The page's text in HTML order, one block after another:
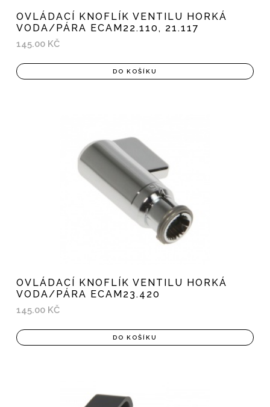
OVLÁDACÍ KNOFLÍK VENTILU HORKÁ
VODA/PÁRA ECAM22.110, 21.117
145.00 KČ
DO KOŠÍKU
OVLÁDACÍ KNOFLÍK VENTILU HORKÁ
VODA/PÁRA ECAM23.420
145.00 KČ
DO KOŠÍKU